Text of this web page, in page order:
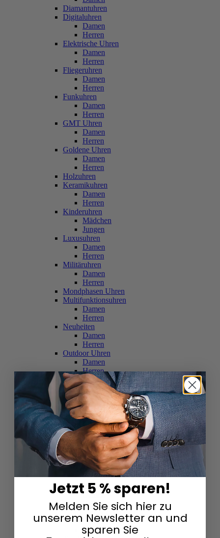
Diamantuhren
Digitaluhren
Damen
Herren
Elektrische Uhren
Damen
Herren
Fliegeruhren
Damen
Herren
Funkuhren
Damen
Herren
GMT Uhren
Damen
Herren
Goldene Uhren
Damen
Herren
Holzuhren
Keramikuhren
Damen
Herren
Kinderuhren
Mädchen
Jungen
Luxusuhren
Damen
Herren
Militäruhren
Damen
Herren
Mondphasen Uhren
Multifunktionsuhren
Damen
Herren
Neuheiten
Damen
Herren
Outdoor Uhren
Damen
Herren
Schweizer Uhren
Damen
Herren
Skelettuhren
Damen
Herren
Smartwatches
Damen
Herren
Solaruhren
Herren
Damen
Sportuhren
Damen
Herren
Swarovski & Edelsteine
Damen
Herren
Jetzt 5 % sparen!
Melden Sie sich hier zu
unserem Newsletter an und
sparen Sie